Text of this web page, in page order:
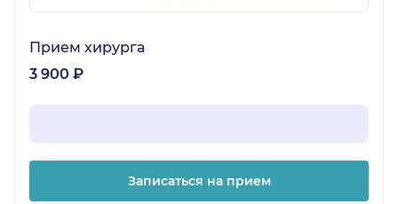
Прием хирурга
3 900 ₽
Записаться на прием